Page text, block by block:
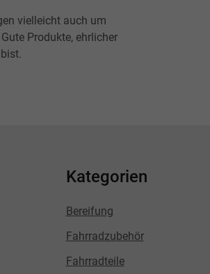
vielleicht auch um
Produkte, ehrlicher
Kategorien
Bereifung
Fahrradzubehör
Fahrradteile